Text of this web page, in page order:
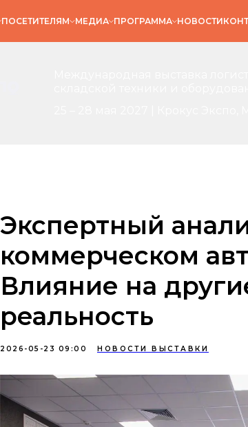
ПОСЕТИТЕЛЯМ МЕДИА ПРОГРАММА НОВОСТИ
Экспертный
коммерческом
Влияние на
реальность
2026-05-23 09:00 НОВОСТИ ВЫСТАВКИ